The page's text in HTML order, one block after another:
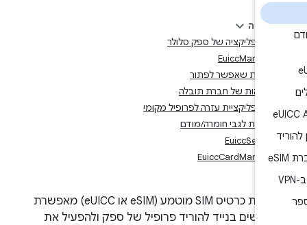
הזה
אפליקציה של ספק סלולר
EuiccManager
שגיאות שאפשר לפתור
הרשאות של חברת תובלה
אפליקציית עזרה לפרופיל מקומי
דרישות לגבי חומרה/מודם
EuiccService
EuiccCardManager
טכנולוגיית כרטיס SIM מוטמע (eSIM או eUICC) מאפשרת
בנייד להוריד פרופיל של ספק ולהפעיל את